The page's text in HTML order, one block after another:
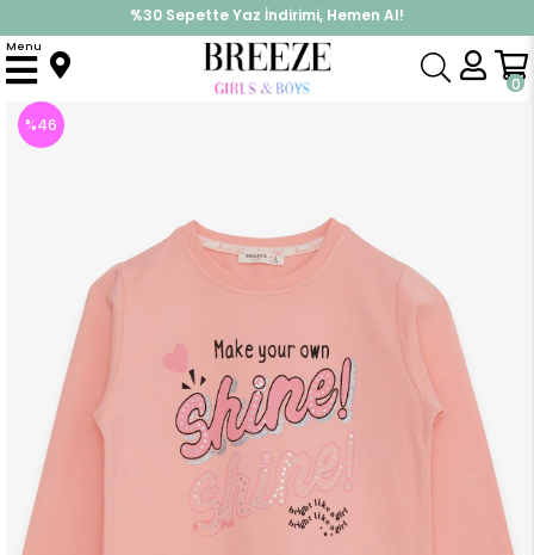
%30 Sepette Yaz İndirimi, Hemen Al!
İndirimlere ek %10 İndirimi Kap, Hemen Üye Ol!
0
Menu
Anasayfa Üst Giyim Sweatshirt Kız Çocuk Sweatshirt Simli Pullu Yazı Baskılı Somon (9 Yaş)
%46